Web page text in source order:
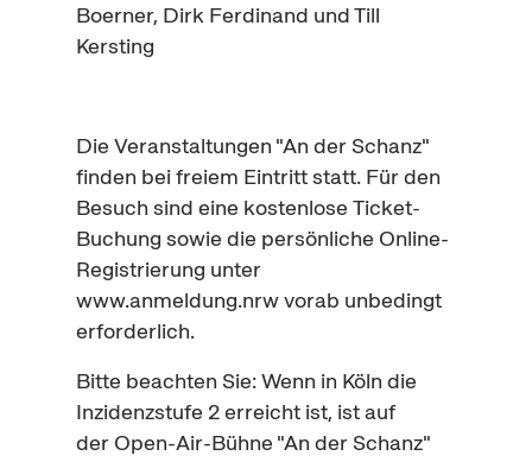
Boerner, Dirk Ferdinand und Till
Kersting
Die Veranstaltungen "An der Schanz"
finden bei freiem Eintritt statt. Für den
Besuch sind eine kostenlose Ticket-
Buchung sowie die persönliche Online-
Registrierung unter
www.anmeldung.nrw vorab unbedingt
erforderlich.
Bitte beachten Sie: Wenn in Köln die
Inzidenzstufe 2 erreicht ist, ist auf
der Open-Air-Bühne "An der Schanz"